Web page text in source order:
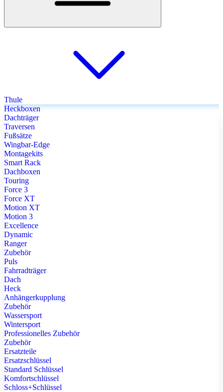
Thule
Heckboxen
Dachträger
Traversen
Fußsätze
Wingbar-Edge
Montagekits
Smart Rack
Dachboxen
Touring
Force 3
Force XT
Motion XT
Motion 3
Excellence
Dynamic
Ranger
Zubehör
Puls
Fahrradträger
Dach
Heck
Anhängerkupplung
Zubehör
Wassersport
Wintersport
Professionelles Zubehör
Zubehör
Ersatzteile
Ersatzschlüssel
Standard Schlüssel
Komfortschlüssel
Schloss+Schlüssel